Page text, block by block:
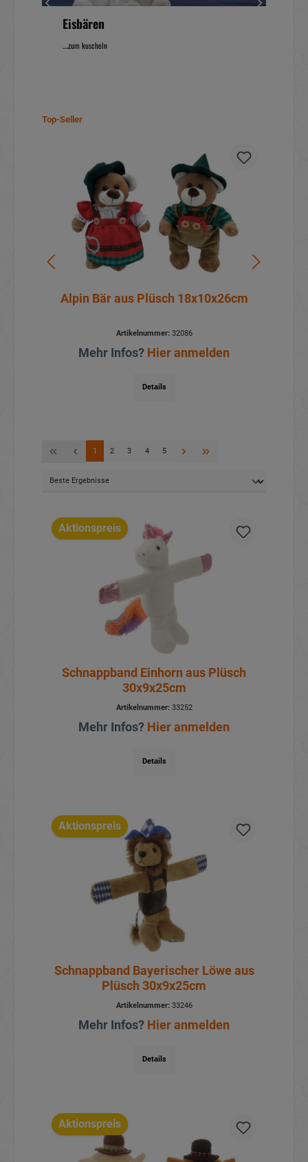
Wildtiere
....zum schmusen
Top-Seller
Alpin Bär aus Plüsch 18x10x26cm
Artikelnummer:32086
Mehr Infos? Hier anmelden
Details
1 2 3 4 5
Aktionspreis
Schnappband Einhorn aus Plüsch
30x9x25cm
Artikelnummer:33252
Mehr Infos? Hier anmelden
Details
Aktionspreis
Schnappband Bayerischer Löwe aus
Plüsch 30x9x25cm
Artikelnummer:33246
Mehr Infos? Hier anmelden
Details
Aktionspreis